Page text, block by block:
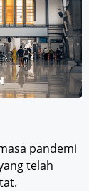
pandemi
telah